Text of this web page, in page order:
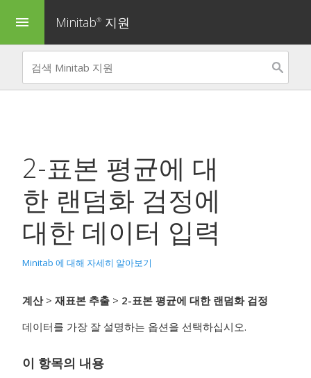
menu Minitab® 지원
2-표본 평균에 대
한 랜덤화 검정에
대한 데이터 입력
Minitab 에 대해 자세히 알아보기
계산> 재표본 추출 > 2-표본 평균에 대한 랜덤화 검정
데이터를 가장 잘 설명하는 옵션을 선택하십시오.
이 항목의 내용